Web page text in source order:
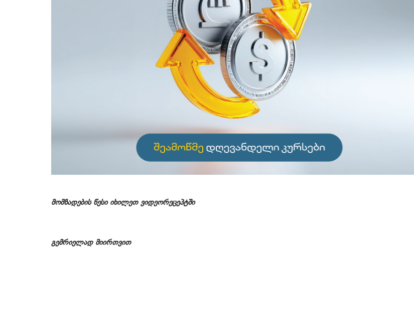
მომზადების წესი იხილეთ ვიდეორეცეპტში
გემრიელად მიირთვით